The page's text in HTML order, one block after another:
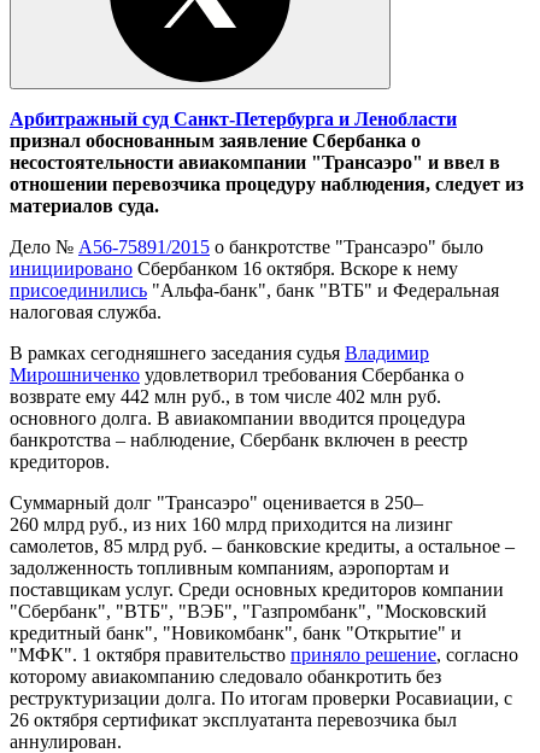
Арбитражный суд Санкт-Петербурга и Ленобласти
признал обоснованным заявление Сбербанка о
несостоятельности авиакомпании "Трансаэро" и ввел в
отношении перевозчика процедуру наблюдения, следует из
материалов суда.
Дело № А56-75891/2015 о банкротстве "Трансаэро" было
инициировано Сбербанком 16 октября. Вскоре к нему
присоединились "Альфа-банк", банк "ВТБ" и Федеральная
налоговая служба.
В рамках сегодняшнего заседания судья Владимир
Мирошниченко удовлетворил требования Сбербанка о
возврате ему 442 млн руб., в том числе 402 млн руб.
основного долга. В авиакомпании вводится процедура
банкротства – наблюдение, Сбербанк включен в реестр
кредиторов.
Суммарный долг "Трансаэро" оценивается в 250–
260 млрд руб., из них 160 млрд приходится на лизинг
самолетов, 85 млрд руб. – банковские кредиты, а остальное –
задолженность топливным компаниям, аэропортам и
поставщикам услуг. Среди основных кредиторов компании
"Сбербанк", "ВТБ", "ВЭБ", "Газпромбанк", "Московский
кредитный банк", "Новикомбанк", банк "Открытие" и
"МФК". 1 октября правительство приняло решение, согласно
которому авиакомпанию следовало обанкротить без
реструктуризации долга. По итогам проверки Росавиации, с
26 октября сертификат эксплуатанта перевозчика был
аннулирован.